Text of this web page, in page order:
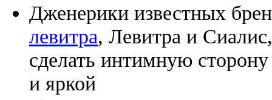
Дженерики известных
левитра, Левитра и
сделать интимную
и яркой